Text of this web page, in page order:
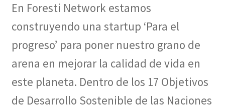
En Foresti Network estamos
construyendo una startup ‘Para el
progreso’ para poner nuestro grano de
arena en mejorar la calidad de vida en
este planeta. Dentro de los 17 Objetivos
de Desarrollo Sostenible de las Naciones